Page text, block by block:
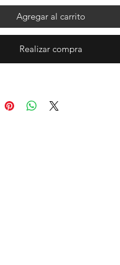
Agregar al carrito
Realizar compra